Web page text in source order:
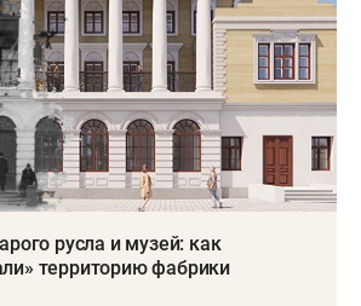
русла и музей: как
территорию фабрики